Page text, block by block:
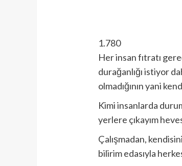
1.780
Her insan fıtratı
durağanlığı istiyor
olmadığının yani
Kimi insanlarda
yerlere çıkayım
Çalışmadan,
bilirim edasıyla